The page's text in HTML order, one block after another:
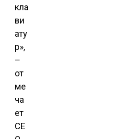
кла
ви
ату
р»,
–
от
ме
ча
ет
CE